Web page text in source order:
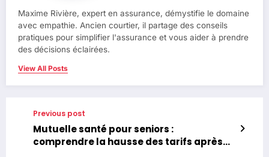
Maxime Rivière, expert en assurance, démystifie le domaine
avec empathie. Ancien courtier, il partage des conseils
pratiques pour simplifier l'assurance et vous aider à prendre
des décisions éclairées.
View All Posts
Previous post
Mutuelle santé pour seniors :
comprendre la hausse des tarifs après